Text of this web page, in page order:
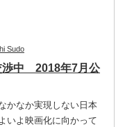
Sudo
渉中 2018年7月公
かなか実現しない日本
いよ映画化に向かって